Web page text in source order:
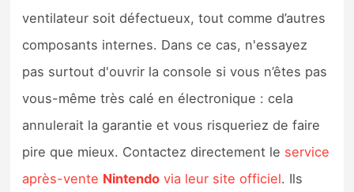
ventilateur soit défectueux, tout comme d’autres
composants internes. Dans ce cas, n'essayez
pas surtout d'ouvrir la console si vous n’êtes pas
vous-même très calé en électronique : cela
annulerait la garantie et vous risqueriez de faire
pire que mieux. Contactez directement le service
après-vente Nintendo via leur site officiel. Ils